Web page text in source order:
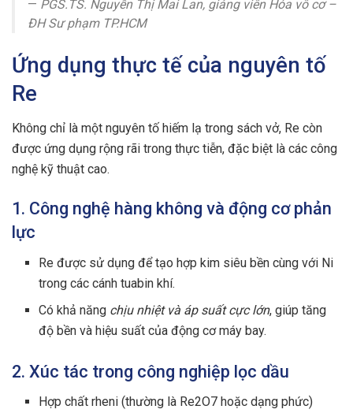
— PGS.TS. Nguyễn Thị Mai Lan, giảng viên Hóa vô cơ –
ĐH Sư phạm TP.HCM
Ứng dụng thực tế của nguyên tố
Re
Không chỉ là một nguyên tố hiếm lạ trong sách vở, Re còn
được ứng dụng rộng rãi trong thực tiễn, đặc biệt là các công
nghệ kỹ thuật cao.
1. Công nghệ hàng không và động cơ phản
lực
Re được sử dụng để tạo hợp kim siêu bền cùng với Ni
trong các cánh tuabin khí.
Có khả năng chịu nhiệt và áp suất cực lớn, giúp tăng
độ bền và hiệu suất của động cơ máy bay.
2. Xúc tác trong công nghiệp lọc dầu
Hợp chất rheni (thường là Re2O7 hoặc dạng phức)